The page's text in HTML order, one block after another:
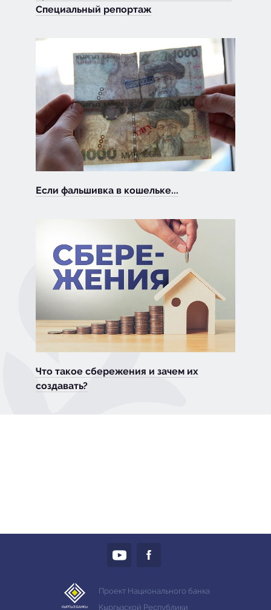
Специальный репортаж
Если фальшивка в кошельке...
Что такое сбережения и зачем их
создавать?
Проект Национального банка
Кыргызской Республики